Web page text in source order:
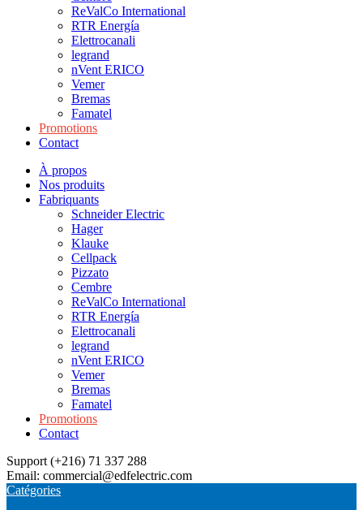
ReValCo International
RTR Energía
Elettrocanali
legrand
nVent ERICO
Vemer
Bremas
Famatel
Promotions
Contact
À propos
Nos produits
Fabriquants
Schneider Electric
Hager
Klauke
Cellpack
Pizzato
Cembre
ReValCo International
RTR Energía
Elettrocanali
legrand
nVent ERICO
Vemer
Bremas
Famatel
Promotions
Contact
Support (+216) 71 337 288
Email: commercial@edfelectric.com
Catégories